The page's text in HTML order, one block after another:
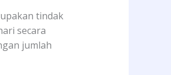
tindak
secara
jumlah